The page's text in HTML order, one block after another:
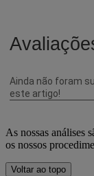
As nossas análises
os nossos
Voltar ao topo